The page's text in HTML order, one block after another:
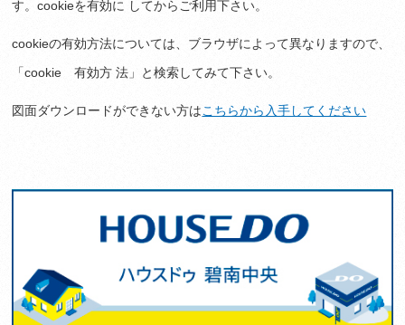
す。cookieを有効に してからご利用下さい。
cookieの有効方法については、ブラウザによって異なりますので、
「cookie 有効方 法」と検索してみて下さい。
図面ダウンロードができない方はこちらから入手してください